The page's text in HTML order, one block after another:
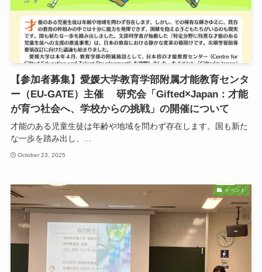
【参加者募集】愛媛大学教育学部附属才能教育センタ
ー（EU-GATE）主催 研究会「Gifted×Japan：才能
が育つ社会へ、学校からの挑戦」の開催について
才能のある児童生徒は年齢や地域を問わず存在します。国も新た
な一歩を踏み出し、...
October 23, 2025
イベント